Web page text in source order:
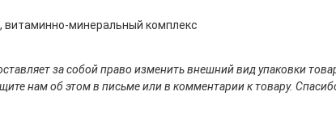
витаминно-минеральный комплекс
за собой право изменить внешний вид упаковки
нам об этом в письме или в комментарии к товару.